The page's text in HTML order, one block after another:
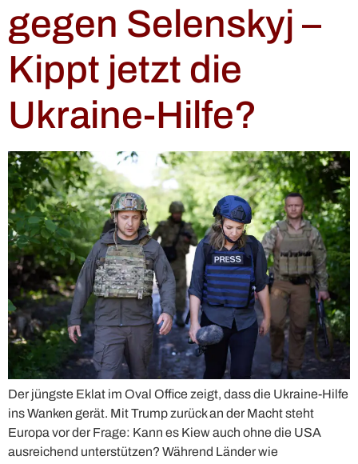
gegen Selenskyj –
Kippt jetzt die
Ukraine-Hilfe?
Der jüngste Eklat im Oval Office zeigt, dass die Ukraine-Hilfe
ins Wanken gerät. Mit Trump zurück an der Macht steht
Europa vor der Frage: Kann es Kiew auch ohne die USA
ausreichend unterstützen? Während Länder wie